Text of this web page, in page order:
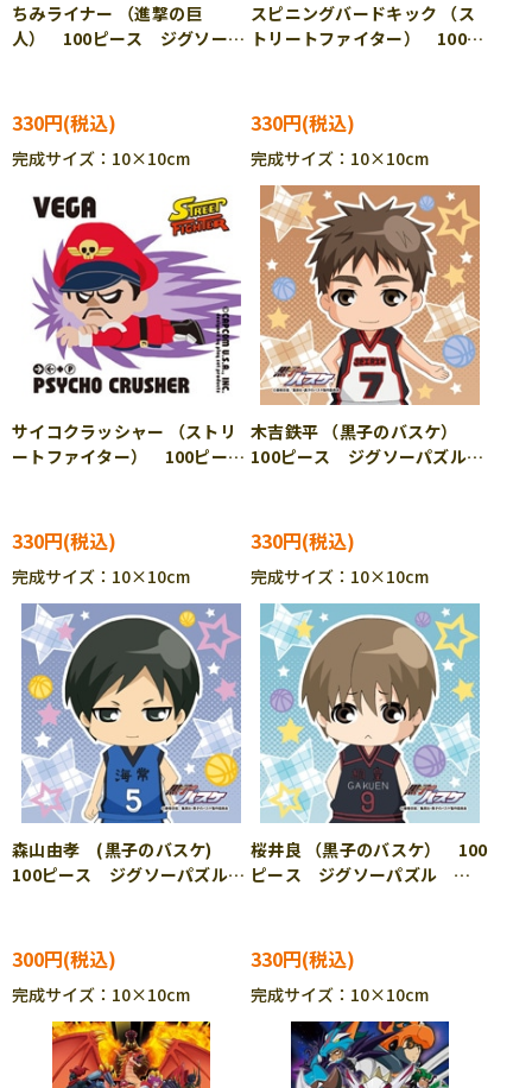
ちみライナー （進撃の巨
人） 100ピース ジグソーパ
330円
完成サイズ：10×10cm
スピニングバードキック （ス
トリートファイター） 100ピ
330円
完成サイズ：10×10cm
サイコクラッシャー （ストリ
ートファイター） 100ピー
330円
完成サイズ：10×10cm
木吉鉄平 （黒子のバスケ）
100ピース ジグソーパズル
330円
完成サイズ：10×10cm
森山由孝 (黒子のバスケ)
100ピース ジグソーパズル
300円
完成サイズ：10×10cm
桜井良 （黒子のバスケ） 100
ピース ジグソーパズル
330円
完成サイズ：10×10cm